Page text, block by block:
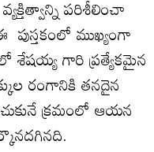
పరిశీలించా
పుస్తకంలో ముఖ్యంగా
శేషయ్య గారి ప్రత్యేకమైన
రంగానికి తనదైన
క్రమంలో ఆయన